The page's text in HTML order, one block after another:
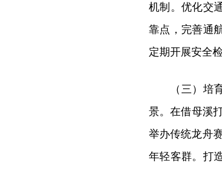
机制。优化交
靠点，完善通
定期开展安全
（三）培
景。在借母溪
举办传统龙舟
年轻客群。打